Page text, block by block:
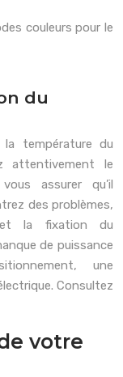
du
température du
attentivement le
assurer qu’il
des problèmes,
et la fixation du
de puissance
une
Consultez
votre